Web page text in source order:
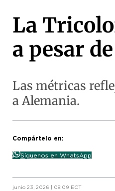
La
a pesar
Las métricas
a Alemania.
Compártelo en:
Síguenos en WhatsApp
junio 23, 2026 | 08:09 ECT